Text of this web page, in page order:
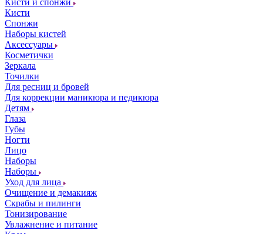
Кисти и спонжи
Кисти
Спонжи
Наборы кистей
Аксессуары
Косметички
Зеркала
Точилки
Для ресниц и бровей
Для коррекции маникюра и педикюра
Детям
Глаза
Губы
Ногти
Лицо
Наборы
Наборы
Уход для лица
Очищение и демакияж
Скрабы и пилинги
Тонизирование
Увлажнение и питание